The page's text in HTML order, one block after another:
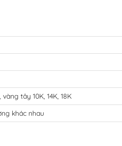
tây 10K, 14K, 18K
khác nhau